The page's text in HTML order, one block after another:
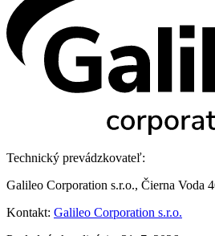
Technický prevádzkovateľ:
Galileo Corporation s.r.o., Čierna Voda
Kontakt: Galileo Corporation s.r.o.